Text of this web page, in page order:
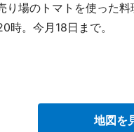
場のトマトを使った
時。今月18日まで。
地図を